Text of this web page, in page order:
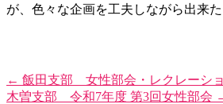
が、色々な企画を工夫しながら出来た
← 飯田支部 女性部会・レクレーシ
木曽支部 令和7年度 第3回女性部会